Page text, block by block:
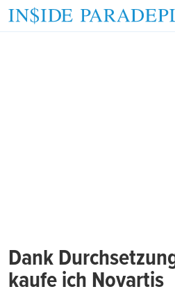
Dank
kaufe ich Novartis